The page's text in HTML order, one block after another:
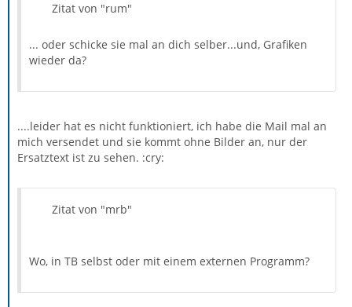
Zitat von "rum"
... oder schicke sie mal an dich selber...und, Grafiken
wieder da?
....leider hat es nicht funktioniert, ich habe die Mail mal an
mich versendet und sie kommt ohne Bilder an, nur der
Ersatztext ist zu sehen. :cry:
Zitat von "mrb"
Wo, in TB selbst oder mit einem externen Programm?